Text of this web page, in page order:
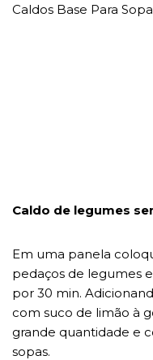
Caldos Base Para
Caldo de legumes
Em uma panela
pedaços de legumes
por 30 min.
com suco de limão à
grande quantidade e
sopas.